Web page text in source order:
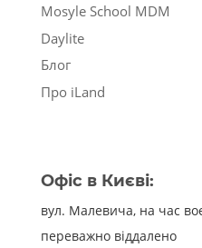
Mosyle School MDM
Daylite
Блог
Про iLand
Офіс в Києві:
вул. Малевича, на час
переважно віддалено